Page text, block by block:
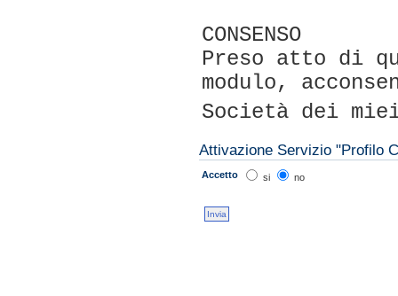
CONSENSO
Preso atto di
modulo,
Società dei
Attivazione Servizio "Profilo
Accetto si no